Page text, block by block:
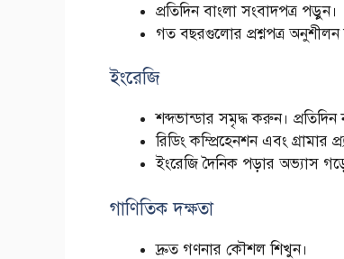
প্রতিদিন বাংলা সংবাদপত্র পড়ুন।
গত বছরগুলোর প্রশ্নপত্র
ইংরেজি
শব্দভান্ডার সমৃদ্ধ করুন।
রিডিং কম্প্রিহেনশন এবং গ্রামার
ইংরেজি দৈনিক পড়ার অভ্যাস
গাণিতিক দক্ষতা
দ্রুত গণনার কৌশল শিখুন।